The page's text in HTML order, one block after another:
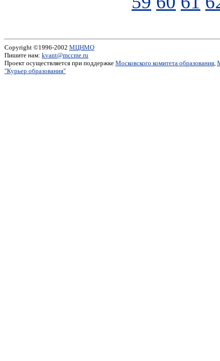
Copyright ©1996-2002 МЦНМО
Пишите нам: kvant@mccme.ru
Проект осуществляется при поддержке Московского комитета образования,
"Курьер образования"